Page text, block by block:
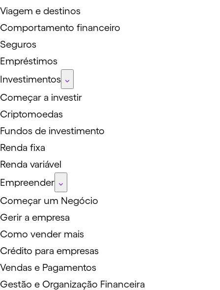
Viagem e destinos
Comportamento financeiro
Seguros
Empréstimos
Investimentos
Começar a investir
Criptomoedas
Fundos de investimento
Renda fixa
Renda variável
Empreender
Começar um Negócio
Gerir a empresa
Como vender mais
Crédito para empresas
Vendas e Pagamentos
Gestão e Organização Financeira